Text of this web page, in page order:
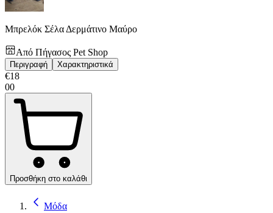
Μπρελόκ Σέλα Δερμάτινο Μαύρο
Από Πήγασος Pet Shop
Περιγραφή Χαρακτηριστικά
€18
00
Προσθήκη στο καλάθι
Μόδα